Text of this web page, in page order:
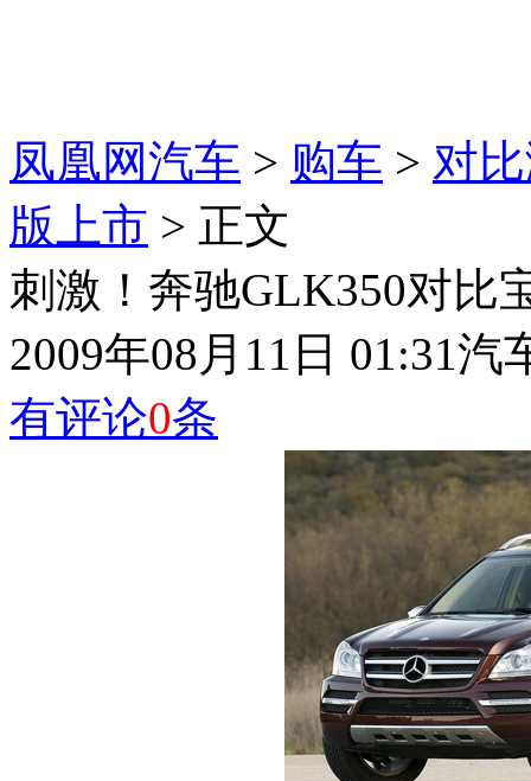
凤凰网汽车 > 购车 > 对
版上市 > 正文
刺激！奔驰GLK350对比
2009年08月11日 01:31汽
有评论0条